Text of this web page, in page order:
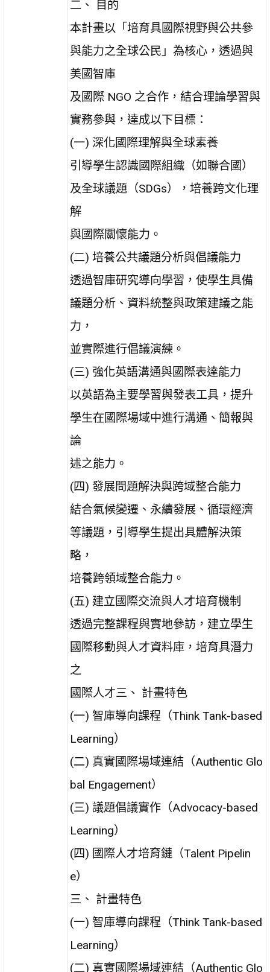
二、 目的
本計畫以「培育具國際視野與公共參
與能力之全球公民」為核心，透過與
美國智庫
及國際 NGO 之合作，結合理論學習與
實務參與，達成以下目標：
(一) 深化國際理解與全球素養
引導學生認識國際組織（如聯合國）
及全球議題（SDGs），培養跨文化理
解
與國際關懷能力。
(二) 培養公共議題分析與倡議能力
透過智庫研究導向學習，使學生具備
議題分析、資料統整與政策建議之能
力，
並實際進行倡議演練。
(三) 強化英語溝通與國際表達能力
以英語為主要學習與發表工具，提升
學生在國際場域中進行溝通、簡報與
論
述之能力。
(四) 發展問題解決與跨域整合能力
結合氣候變遷、永續發展、循環經濟
等議題，引導學生提出具體解決策
略，
培養跨領域整合能力。
(五) 建立國際交流與人才培育機制
透過完整課程與實地參訪，建立學生
國際移動與人才資料庫，培育具潛力
之
國際人才三、 計畫特色
(一) 智庫導向課程（Think Tank-based
Learning）
(二) 真實國際場域連結（Authentic Glo
bal Engagement）
(三) 議題倡議實作（Advocacy-based
Learning）
(四) 國際人才培育鏈（Talent Pipelin
e）
三、 計畫特色
(一) 智庫導向課程（Think Tank-based
Learning）
(二) 真實國際場域連結（Authentic Glo